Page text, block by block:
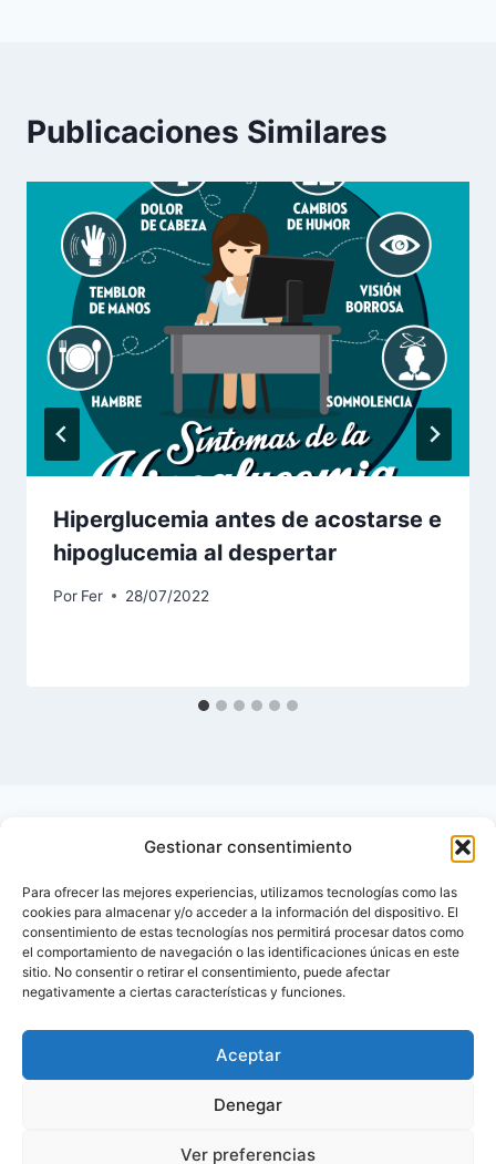
Gestionar consentimiento
Para ofrecer las mejores experiencias, utilizamos tecnologías como las
cookies para almacenar y/o acceder a la información del dispositivo. El
consentimiento de estas tecnologías nos permitirá procesar datos como
el comportamiento de navegación o las identificaciones únicas en este
sitio. No consentir o retirar el consentimiento, puede afectar
negativamente a ciertas características y funciones.
Aceptar
Denegar
Ver preferencias
Publicaciones Similares
Hiperglucemia antes de acostarse e
hipoglucemia al despertar
Por Fer 28/07/2022
Inicio
Contactar
Política de privacidad de Diabetes Foro – Blog